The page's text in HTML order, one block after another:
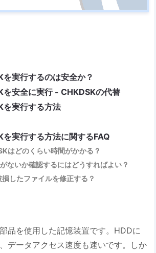
実行するのは安全か？
を安全に実行 - CHKDSKの代替
を実行する方法
を実行する方法に関するFAQ
はどのくらい時間がかかる？
ないか確認するにはどうすればよい？
したファイルを修正する？
品を使用した記憶装置です。HDDに
データアクセス速度も速いです。しか